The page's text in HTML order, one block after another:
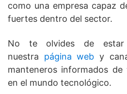
como una empresa capaz
fuertes dentro del sector.
No te olvides de
nuestra página web y
manteneros informados
en el mundo tecnológico.